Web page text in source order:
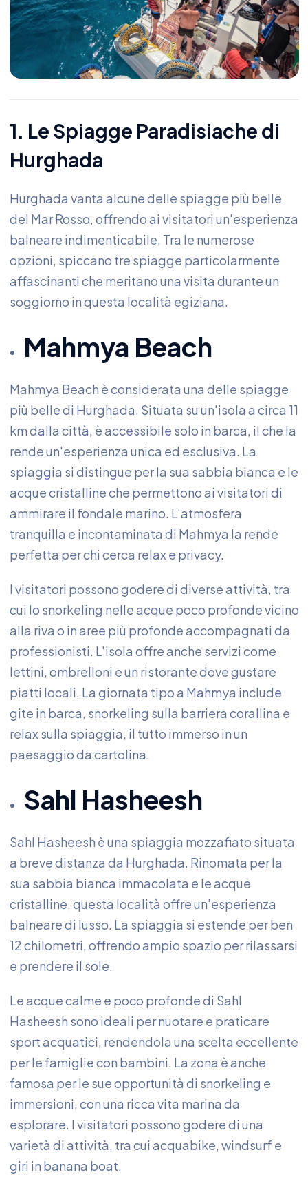
1. Le Spiagge Paradisiache di
Hurghada
Hurghada vanta alcune delle spiagge più belle
del Mar Rosso, offrendo ai visitatori un'esperienza
balneare indimenticabile. Tra le numerose
opzioni, spiccano tre spiagge particolarmente
affascinanti che meritano una visita durante un
soggiorno in questa località egiziana.
Mahmya Beach
Mahmya Beach è considerata una delle spiagge
più belle di Hurghada. Situata su un'isola a circa 11
km dalla città, è accessibile solo in barca, il che la
rende un'esperienza unica ed esclusiva. La
spiaggia si distingue per la sua sabbia bianca e le
acque cristalline che permettono ai visitatori di
ammirare il fondale marino. L'atmosfera
tranquilla e incontaminata di Mahmya la rende
perfetta per chi cerca relax e privacy.
I visitatori possono godere di diverse attività, tra
cui lo snorkeling nelle acque poco profonde vicino
alla riva o in aree più profonde accompagnati da
professionisti. L'isola offre anche servizi come
lettini, ombrelloni e un ristorante dove gustare
piatti locali. La giornata tipo a Mahmya include
gite in barca, snorkeling sulla barriera corallina e
relax sulla spiaggia, il tutto immerso in un
paesaggio da cartolina.
Sahl Hasheesh
Sahl Hasheesh è una spiaggia mozzafiato situata
a breve distanza da Hurghada. Rinomata per la
sua sabbia bianca immacolata e le acque
cristalline, questa località offre un'esperienza
balneare di lusso. La spiaggia si estende per ben
12 chilometri, offrendo ampio spazio per rilassarsi
e prendere il sole.
Le acque calme e poco profonde di Sahl
Hasheesh sono ideali per nuotare e praticare
sport acquatici, rendendola una scelta eccellente
per le famiglie con bambini. La zona è anche
famosa per le sue opportunità di snorkeling e
immersioni, con una ricca vita marina da
esplorare. I visitatori possono godere di una
varietà di attività, tra cui acquabike, windsurf e
giri in banana boat.